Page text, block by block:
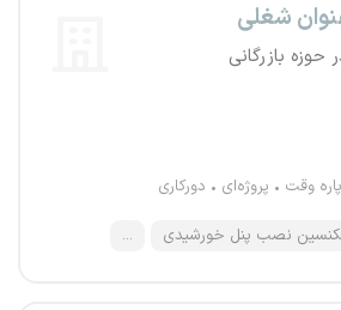
بازرگانی
پاره وقت پروژه‌ای دورکاری
نصب پنل خورشیدی ...